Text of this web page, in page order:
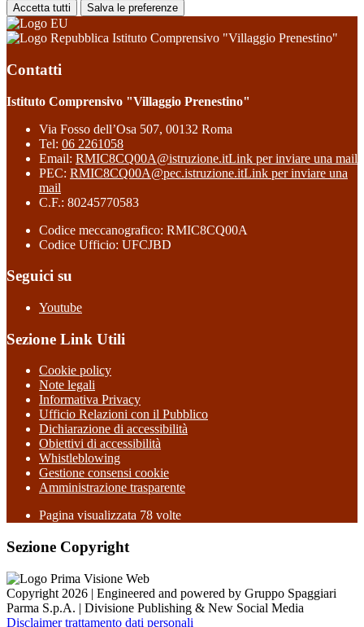
Accetta tutti Salva le preferenze
Istituto Comprensivo "Villaggio Prenestino"
Contatti
Istituto Comprensivo "Villaggio Prenestino"
Via Fosso dell’Osa 507, 00132 Roma
Tel: 06 2261058
Email: RMIC8CQ00A@istruzione.itLink per inviare una mail
PEC: RMIC8CQ00A@pec.istruzione.itLink per inviare una
mail
C.F.: 80245770583
Codice meccanografico: RMIC8CQ00A
Codice Ufficio: UFCJBD
Seguici su
Youtube
Sezione Link Utili
Cookie policy
Note legali
Informativa Privacy
Ufficio Relazioni con il Pubblico
Dichiarazione di accessibilità
Obiettivi di accessibilità
Whistleblowing
Gestione consensi cookie
Amministrazione trasparente
Pagina visualizzata 78 volte
Sezione Copyright
Copyright 2026 | Engineered and powered by Gruppo Spaggiari
Parma S.p.A. | Divisione Publishing & New Social Media
Disclaimer trattamento dati personali